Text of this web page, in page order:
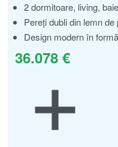
2 dormitoare, living,
Pereți dubli din lemn
Design modern în
36.078 €